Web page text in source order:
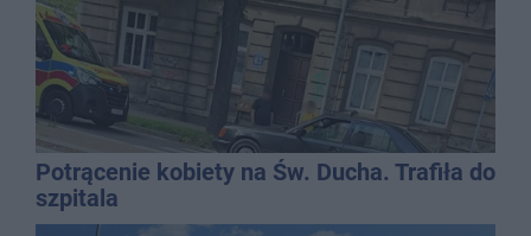
Potrącenie kobiety na Św. Ducha. Trafiła do
szpitala